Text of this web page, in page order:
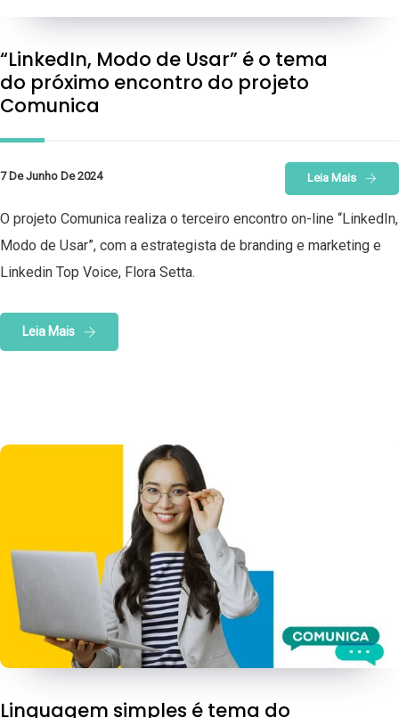
“LinkedIn, Modo de Usar” é o tema
do próximo encontro do projeto
Comunica
7 De Junho De 2024 Leia Mais
O projeto Comunica realiza o terceiro encontro on-line “LinkedIn,
Modo de Usar”, com a estrategista de branding e marketing e
Linkedin Top Voice, Flora Setta.
Leia Mais
Linguagem simples é tema do